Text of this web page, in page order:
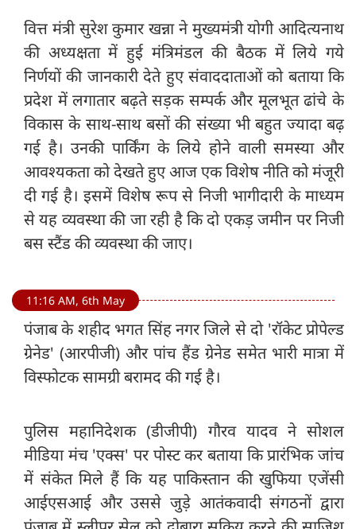
वित्त मंत्री सुरेश कुमार खन्ना ने मुख्यमंत्री योगी आदित्यनाथ
की अध्यक्षता में हुई मंत्रिमंडल की बैठक में लिये गये
निर्णयों की जानकारी देते हुए संवाददाताओं को बताया कि
प्रदेश में लगातार बढ़ते सड़क सम्पर्क और मूलभूत ढांचे के
विकास के साथ-साथ बसों की संख्या भी बहुत ज्यादा बढ़
गई है। उनकी पार्किंग के लिये होने वाली समस्या और
आवश्यकता को देखते हुए आज एक विशेष नीति को मंजूरी
दी गई है। इसमें विशेष रूप से निजी भागीदारी के माध्यम
से यह व्यवस्था की जा रही है कि दो एकड़ जमीन पर निजी
बस स्टैंड की व्यवस्था की जाए।
11:16 AM, 6th May
पंजाब के शहीद भगत सिंह नगर जिले से दो 'रॉकेट प्रोपेल्ड
ग्रेनेड' (आरपीजी) और पांच हैंड ग्रेनेड समेत भारी मात्रा में
विस्फोटक सामग्री बरामद की गई है।
पुलिस महानिदेशक (डीजीपी) गौरव यादव ने सोशल
मीडिया मंच 'एक्स' पर पोस्ट कर बताया कि प्रारंभिक जांच
में संकेत मिले हैं कि यह पाकिस्तान की खुफिया एजेंसी
आईएसआई और उससे जुड़े आतंकवादी संगठनों द्वारा